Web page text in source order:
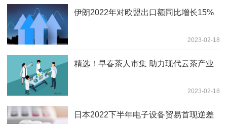
伊朗2022年对欧盟出口额同比增长15%
2023-02-18
精选！早春茶人市集 助力现代云茶产业
2023-02-18
日本2022下半年电子设备贸易首现逆差